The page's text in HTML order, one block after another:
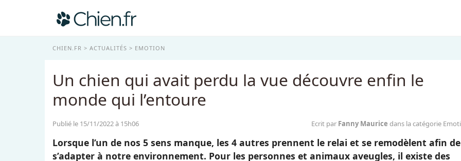
CHIEN.FR ACTUALITÉS EMOTION
Un chien qui avait perdu la vue découvre enfin le
monde qui l’entoure
Publié le 15/11/2022 à 15h06 Ecrit par Fanny Maurice dans la catégorie
Lorsque l’un de nos 5 sens manque, les 4 autres prennent le relai et se remodèlent afin de
s’adapter à notre environnement. Pour les personnes et animaux aveugles, il existe des